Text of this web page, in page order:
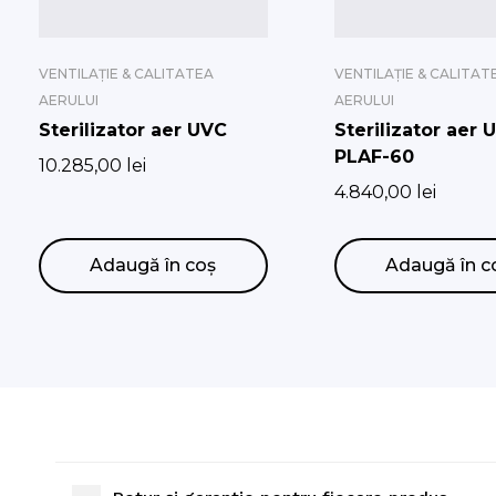
VENTILAȚIE & CALITATEA
AERULUI
Sterilizator aer UVC
10.285,00 lei
Adaugă în coș
VENTILAȚIE &
AERULUI
Sterilizator aer
PLAF-60
4.840,00 lei
Adaugă în